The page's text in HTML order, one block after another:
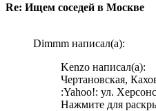
Re: Ищем соседей в Москве
Dimmm написал(а):
Kenzo написал(а):
Чертановская,
:Yahoo!: ул.
Нажмите для